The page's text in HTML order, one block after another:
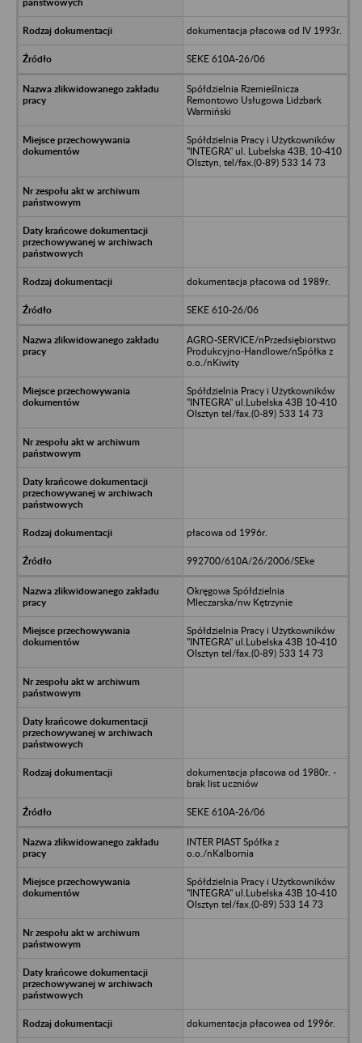
dokumentacja płacowa od IV 1993r.
SEKE 610A-26/06
Spółdzielnia Rzemieślnicza
Remontowo Usługowa Lidzbark
Warmiński
Spółdzielnia Pracy i Użytkowników
"INTEGRA" ul. Lubelska 43B, 10-410
Olsztyn, tel/fax.(0-89) 533 14 73
dokumentacja płacowa od 1989r.
SEKE 610-26/06
AGRO-SERVICE/nPrzedsiębiorstwo
Produkcyjno-Handlowe/nSpółka z
o.o./nKiwity
Spółdzielnia Pracy i Użytkowników
"INTEGRA" ul.Lubelska 43B 10-410
Olsztyn tel/fax.(0-89) 533 14 73
płacowa od 1996r.
992700/610A/26/2006/SEke
Okręgowa Spółdzielnia
Mleczarska/nw Kętrzynie
Spółdzielnia Pracy i Użytkowników
"INTEGRA" ul.Lubelska 43B 10-410
Olsztyn tel/fax.(0-89) 533 14 73
dokumentacja płacowa od 1980r. -
brak list uczniów
SEKE 610A-26/06
INTER PIAST Spółka z
o.o./nKalbornia
Spółdzielnia Pracy i Użytkowników
"INTEGRA" ul.Lubelska 43B 10-410
Olsztyn tel/fax.(0-89) 533 14 73
dokumentacja płacowea od 1996r.